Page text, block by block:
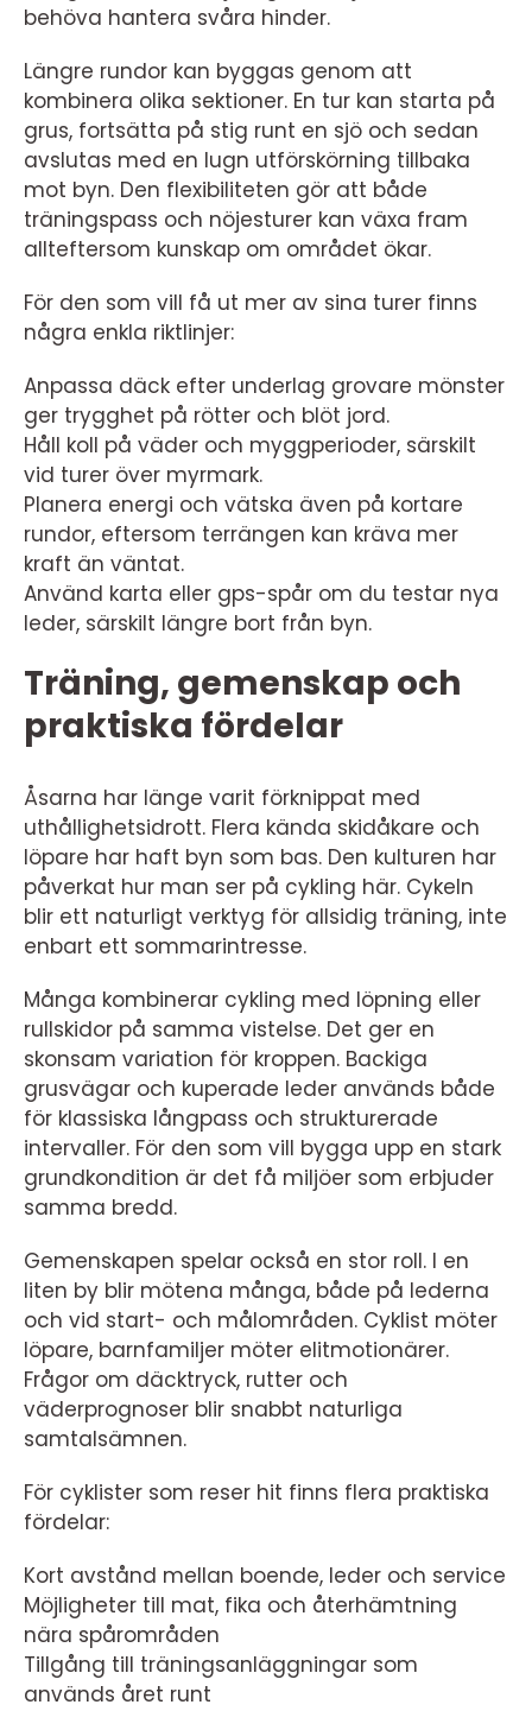
behöva hantera svåra hinder.
Längre rundor kan byggas genom att
kombinera olika sektioner. En tur kan starta på
grus, fortsätta på stig runt en sjö och sedan
avslutas med en lugn utförskörning tillbaka
mot byn. Den flexibiliteten gör att både
träningspass och nöjesturer kan växa fram
allteftersom kunskap om området ökar.
För den som vill få ut mer av sina turer finns
några enkla riktlinjer:
Anpassa däck efter underlag grovare mönster
ger trygghet på rötter och blöt jord.
Håll koll på väder och myggperioder, särskilt
vid turer över myrmark.
Planera energi och vätska även på kortare
rundor, eftersom terrängen kan kräva mer
kraft än väntat.
Använd karta eller gps-spår om du testar nya
leder, särskilt längre bort från byn.
Träning, gemenskap och
praktiska fördelar
Åsarna har länge varit förknippat med
uthållighetsidrott. Flera kända skidåkare och
löpare har haft byn som bas. Den kulturen har
påverkat hur man ser på cykling här. Cykeln
blir ett naturligt verktyg för allsidig träning, inte
enbart ett sommarintresse.
Många kombinerar cykling med löpning eller
rullskidor på samma vistelse. Det ger en
skonsam variation för kroppen. Backiga
grusvägar och kuperade leder används både
för klassiska långpass och strukturerade
intervaller. För den som vill bygga upp en stark
grundkondition är det få miljöer som erbjuder
samma bredd.
Gemenskapen spelar också en stor roll. I en
liten by blir mötena många, både på lederna
och vid start- och målområden. Cyklist möter
löpare, barnfamiljer möter elitmotionärer.
Frågor om däcktryck, rutter och
väderprognoser blir snabbt naturliga
samtalsämnen.
För cyklister som reser hit finns flera praktiska
fördelar:
Kort avstånd mellan boende, leder och service
Möjligheter till mat, fika och återhämtning
nära spårområden
Tillgång till träningsanläggningar som
används året runt